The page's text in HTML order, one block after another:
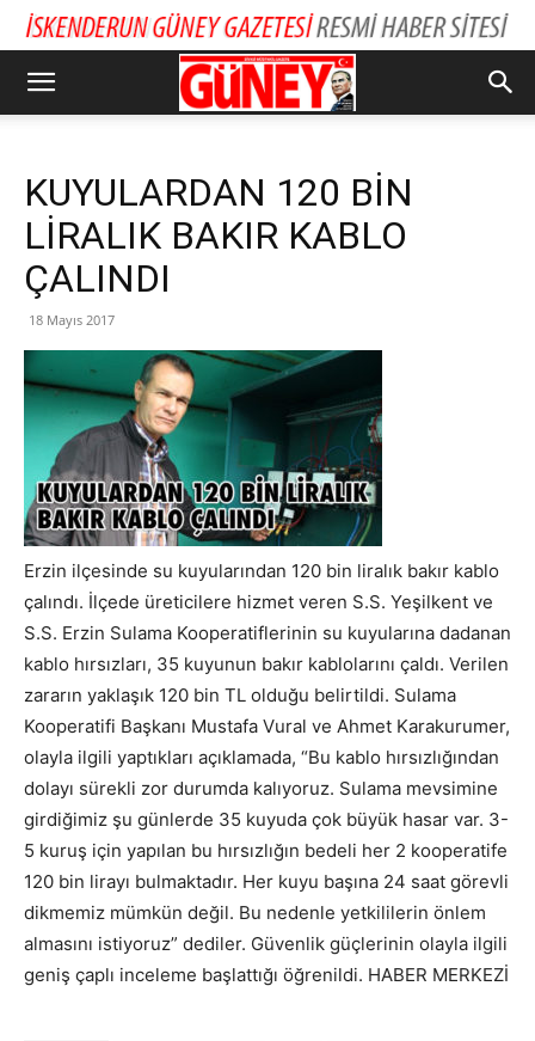
KUYULARDAN 120 BİN
LİRALIK BAKIR KABLO
ÇALINDI
18 Mayıs 2017
Erzin ilçesinde su kuyularından 120 bin liralık bakır kablo
çalındı. İlçede üreticilere hizmet veren S.S. Yeşilkent ve
S.S. Erzin Sulama Kooperatiflerinin su kuyularına dadanan
kablo hırsızları, 35 kuyunun bakır kablolarını çaldı. Verilen
zararın yaklaşık 120 bin TL olduğu belirtildi. Sulama
Kooperatifi Başkanı Mustafa Vural ve Ahmet Karakurumer,
olayla ilgili yaptıkları açıklamada, “Bu kablo hırsızlığından
dolayı sürekli zor durumda kalıyoruz. Sulama mevsimine
girdiğimiz şu günlerde 35 kuyuda çok büyük hasar var. 3-
5 kuruş için yapılan bu hırsızlığın bedeli her 2 kooperatife
120 bin lirayı bulmaktadır. Her kuyu başına 24 saat görevli
dikmemiz mümkün değil. Bu nedenle yetkililerin önlem
almasını istiyoruz” dediler. Güvenlik güçlerinin olayla ilgili
geniş çaplı inceleme başlattığı öğrenildi. HABER MERKEZİ